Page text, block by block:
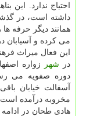
احتیاج ندارد. این
داشته است، در
همانند دیگر حرفه
می كرده و آسیابان
در شهر
زواره
دوره صفویه می
آسفالت خیابان
مخروبه درآمده است